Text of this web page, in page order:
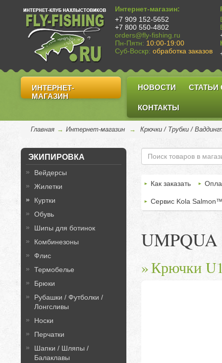
Интернет-магазин:
+7 909 152-5652
+7 800 550-4802
orders@fly-fishing.ru
Пн-Пятн: 10:00-19:00
Суб-Воскр: обработка заказов
ИНТЕРНЕТ-
МАГАЗИН
НОВОСТИ СТАТЬИ
КОНТАКТЫ
Главная → Интернет-магазин → Крючки / Трубки /
ЭКИПИРОВКА
Вейдерсы
Жилетки
Куртки
Обувь
Шипы для ботинок
Комбинезоны
Флис
Термобелье
Брюки
Рубашки / Футболки /
Лонгсливы
Носки
Перчатки
Шапки / Шляпы /
Балаклавы
Как заказать
Сервис Kola
UMPQUA
Крючки